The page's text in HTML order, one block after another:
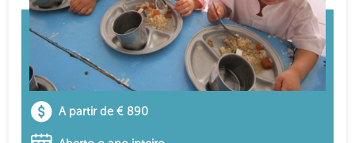
A partir de € 890